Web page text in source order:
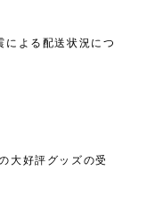
による配送状況につ
大好評グッズの受